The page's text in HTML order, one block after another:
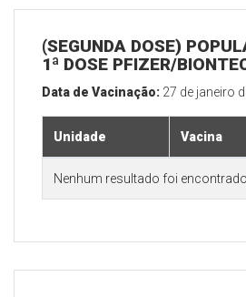
(SEGUNDA DOSE)
1ª DOSE PFIZER/
Data de Vacinação: 27 de janeiro
Unidade Vacina
Nenhum resultado foi encontrado.